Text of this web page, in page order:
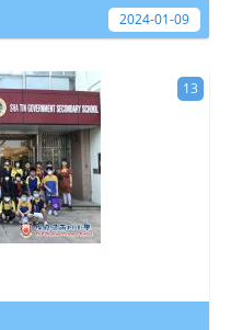
2024-01-09
13